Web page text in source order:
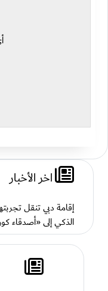
اخر الأخبار
إقامة دبي تنقل
الذكي إلى «أصدقاء كوريا
الأخبار